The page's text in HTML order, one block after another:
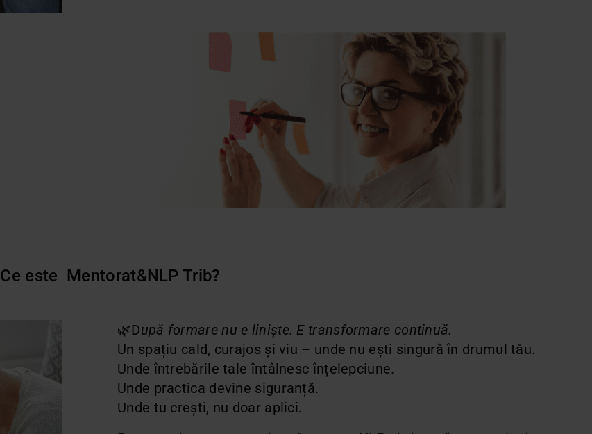
Ce este Mentorat&NLP Trib?
🌿După formare nu e liniște. E transformare continuă.
Un spațiu cald, curajos și viu – unde nu ești singură în drumul tău.
Unde întrebările tale întâlnesc înțelepciune.
Unde practica devine siguranță.
Unde tu crești, nu doar aplici.